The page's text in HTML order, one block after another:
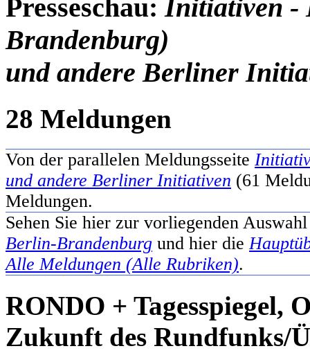
Presseschau: Initiativen -
Brandenburg)
und andere Berliner
28 Meldungen
Von der parallelen Meldungsseite
und andere Berliner Initiativen (61
Meldungen.
Sehen Sie hier zur vorliegenden
Berlin-Brandenburg und hier die
Alle Meldungen (Alle Rubriken).
RONDO + Tagesspiegel,
Zukunft des Rundfunks/